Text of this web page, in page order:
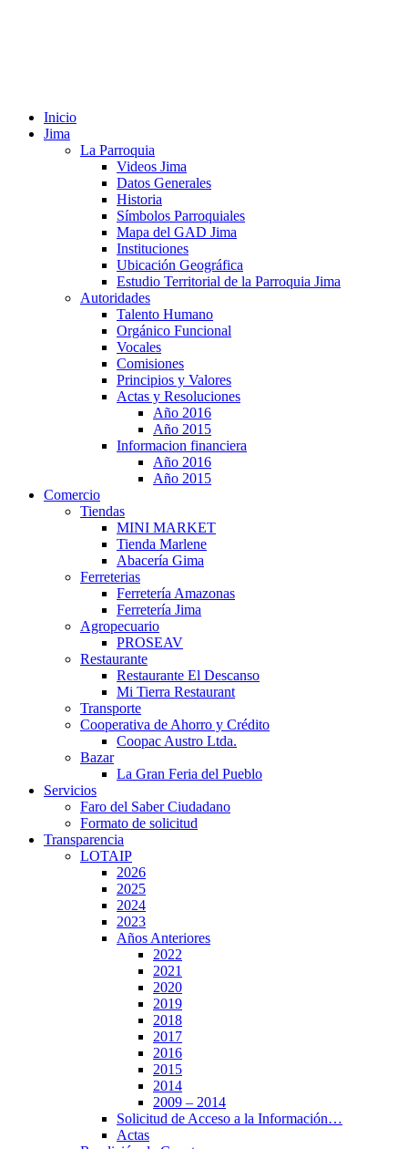
Inicio
Jima
La Parroquia
Videos Jima
Datos Generales
Historia
Símbolos Parroquiales
Mapa del GAD Jima
Instituciones
Ubicación Geográfica
Estudio Territorial de la Parroquia Jima
Autoridades
Talento Humano
Orgánico Funcional
Vocales
Comisiones
Principios y Valores
Actas y Resoluciones
Año 2016
Año 2015
Informacion financiera
Año 2016
Año 2015
Comercio
Tiendas
MINI MARKET
Tienda Marlene
Abacería Gima
Ferreterias
Ferretería Amazonas
Ferretería Jima
Agropecuario
PROSEAV
Restaurante
Restaurante El Descanso
Mi Tierra Restaurant
Transporte
Cooperativa de Ahorro y Crédito
Coopac Austro Ltda.
Bazar
La Gran Feria del Pueblo
Servicios
Faro del Saber Ciudadano
Formato de solicitud
Transparencia
LOTAIP
2026
2025
2024
2023
Años Anteriores
2022
2021
2020
2019
2018
2017
2016
2015
2014
2009 – 2014
Solicitud de Acceso a la Información…
Actas